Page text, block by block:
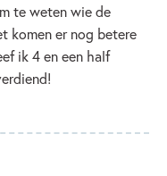
te weten wie de
komen er nog betere
ik 4 en een half